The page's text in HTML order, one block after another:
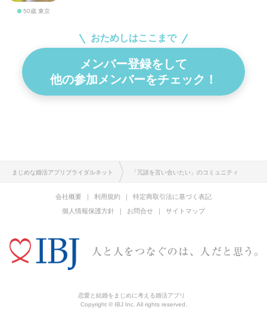
50歳 東京
おためしはここまで
メンバー登録をして
他の参加メンバーをチェック！
まじめな婚活アプリブライダルネット 「冗談を言い合いたい」のコミュニティ
会社概要 利用規約
特定商取引法に基づく表記
個人情報保護方針
お問合せ サイトマップ
恋愛と結婚をまじめに考える婚活アプリ
Copyright © IBJ Inc. All rights reserved.